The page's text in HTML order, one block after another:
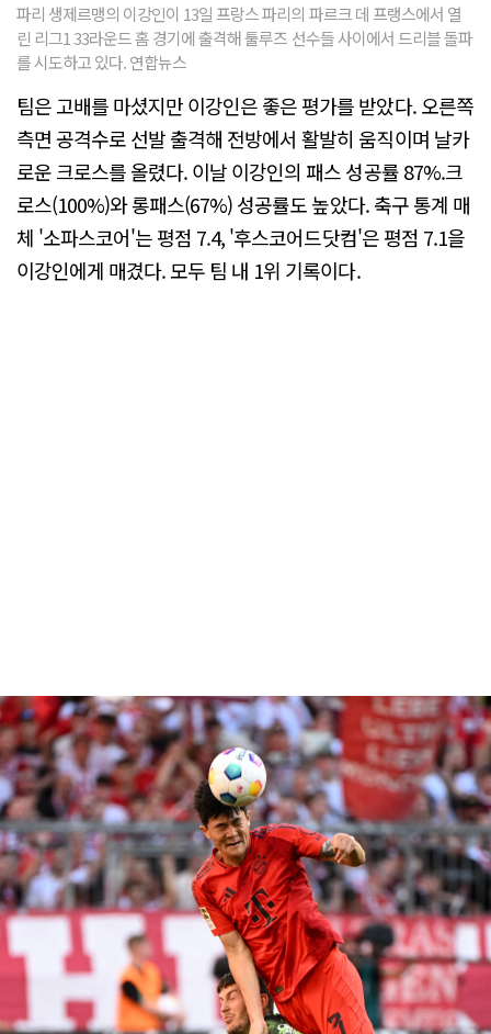
파리 생제르맹의 이강인이 13일 프랑스 파리의 파르크 데 프랭스에서 열
린 리그1 33라운드 홈 경기에 출격해 툴루즈 선수들 사이에서 드리블 돌파
를 시도하고 있다. 연합뉴스
팀은 고배를 마셨지만 이강인은 좋은 평가를 받았다. 오른쪽
측면 공격수로 선발 출격해 전방에서 활발히 움직이며 날카
로운 크로스를 올렸다. 이날 이강인의 패스 성공률 87%.크
로스(100%)와 롱패스(67%) 성공률도 높았다. 축구 통계 매
체 '소파스코어'는 평점 7.4, '후스코어드닷컴'은 평점 7.1을
이강인에게 매겼다. 모두 팀 내 1위 기록이다.